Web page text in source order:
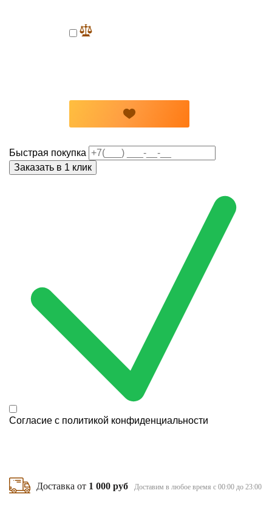
Быстрая покупка
Согласие с политикой конфиденциальности
Доставка от 1 000 руб Доставим в любое время с 00:00 до 23:00